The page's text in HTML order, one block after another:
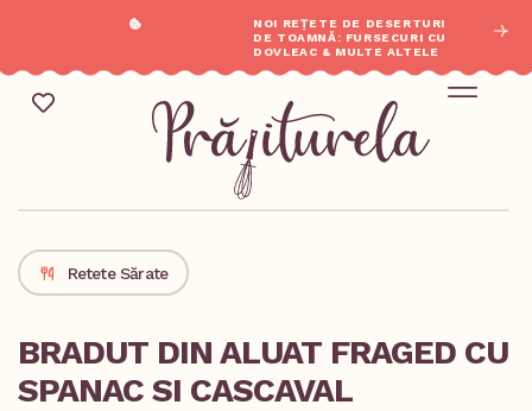
NOI REȚETE DE DESERTURI
DE TOAMNĂ: FURSECURI CU
DOVLEAC & MULTE ALTELE
Retete Sărate
BRADUT DIN ALUAT FRAGED CU
SPANAC SI CASCAVAL